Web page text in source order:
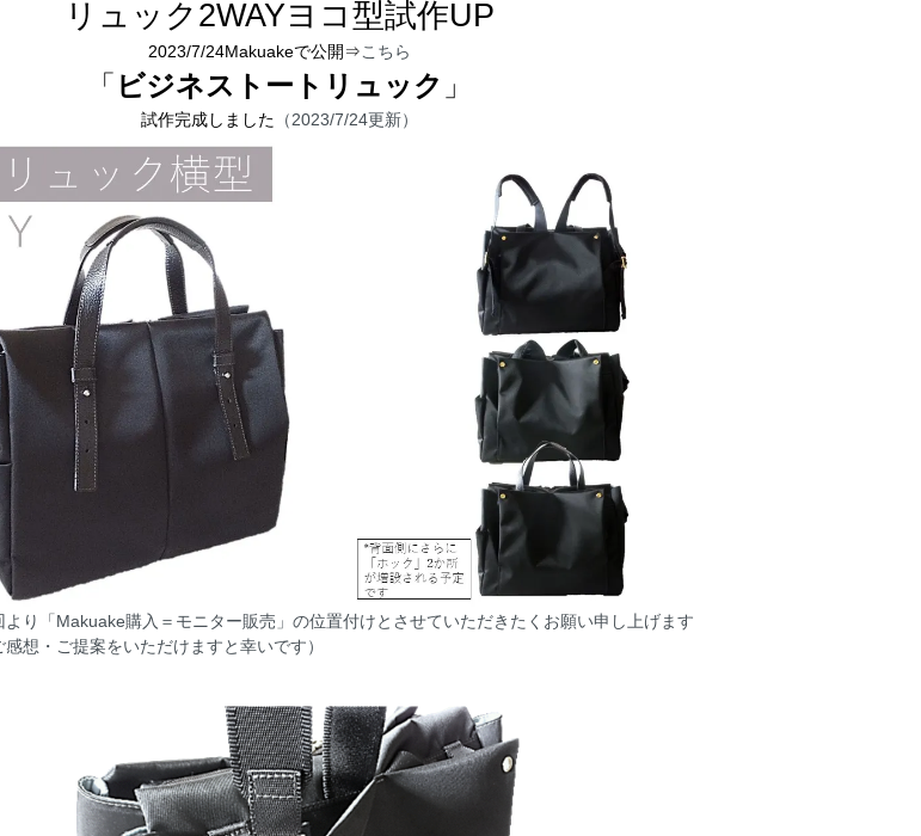
リュック2WAYヨコ型試作UP
2023/7/24Makuakeで公開⇒こちら
「 ビジネストートリュック 」
試作完成しました （2023/7/24更新）
より「Makuake購入＝モニター販売」の位置付けとさせていただきたくお願い申し上げます
感想・ご提案をいただけますと幸いです）